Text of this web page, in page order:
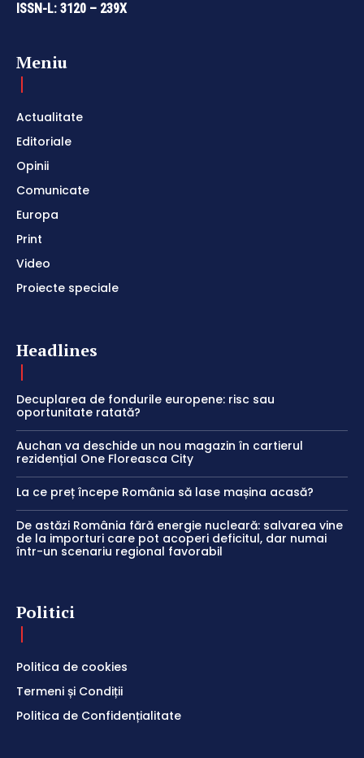
ISSN-L: 3120 – 239X
Meniu
Actualitate
Editoriale
Opinii
Comunicate
Europa
Print
Video
Proiecte speciale
Headlines
Decuplarea de fondurile europene: risc sau
oportunitate ratată?
Auchan va deschide un nou magazin în cartierul
rezidențial One Floreasca City
La ce preț începe România să lase mașina acasă?
De astăzi România fără energie nucleară: salvarea vine
de la importuri care pot acoperi deficitul, dar numai
într-un scenariu regional favorabil
Politici
Politica de cookies
Termeni și Condiții
Politica de Confidențialitate